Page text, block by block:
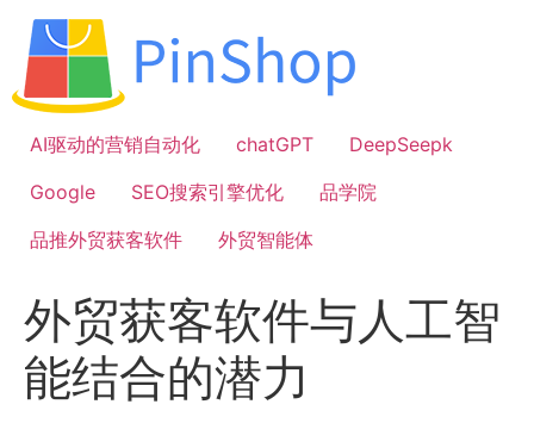
容
AI驱动的营销自动化
chatGPT
DeepSeepk
Google
SEO搜索引擎优化
品学院
品推外贸获客软件
外贸智能体
外贸获客软件与人工智
能结合的潜力